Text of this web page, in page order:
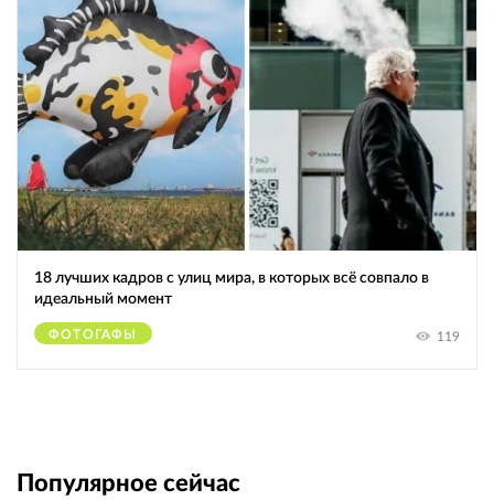
18 лучших кадров с улиц мира, в которых всё совпало в
идеальный момент
ФОТОГАФЫ 119
Популярное сейчас